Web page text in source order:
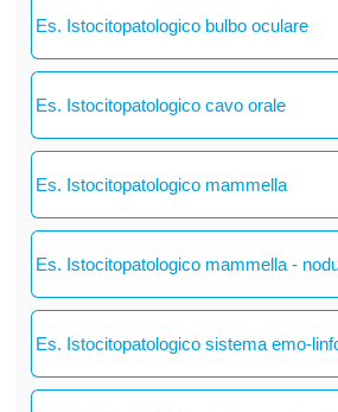
Es. Istocitopatologico bulbo oculare
Es. Istocitopatologico cavo orale
Es. Istocitopatologico mammella
Es. Istocitopatologico mammella -
Es. Istocitopatologico sistema emo-